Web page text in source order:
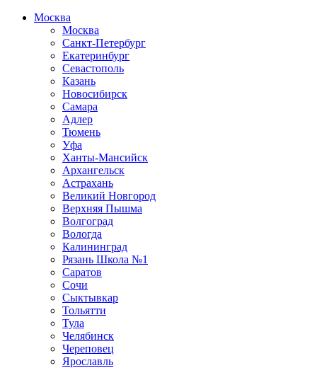
Москва
Москва
Санкт-Петербург
Екатеринбург
Севастополь
Казань
Новосибирск
Самара
Адлер
Тюмень
Уфа
Ханты-Мансийск
Архангельск
Астрахань
Великий Новгород
Верхняя Пышма
Волгоград
Вологда
Калининград
Рязань Школа №1
Саратов
Сочи
Сыктывкар
Тольятти
Тула
Челябинск
Череповец
Ярославль